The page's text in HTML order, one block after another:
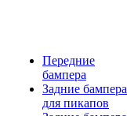
Передние
бампера
Задние бампера
для пикапов